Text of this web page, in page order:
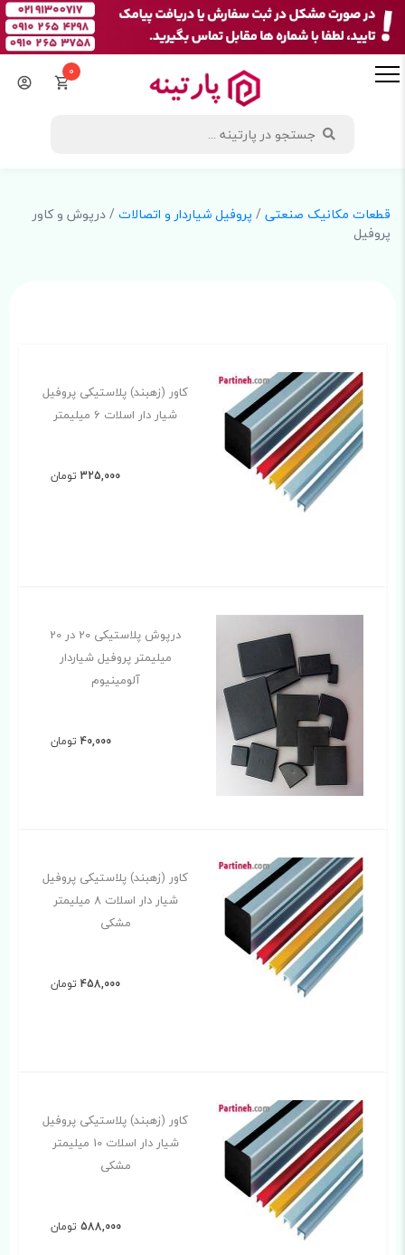
0
قطعات مکانیک صنعتی/ پروفیل شیاردار و اتصالات/ درپوش و کاور
پروفیل
کاور (زهبند) پلاستیکی پروفیل
شیار دار اسلات 6 میلیمتر
325,000 تومان
درپوش پلاستیکی 20 در 20
میلیمتر پروفیل شیاردار
آلومینیوم
40,000 تومان
کاور (زهبند) پلاستیکی پروفیل
شیار دار اسلات 8 میلیمتر
مشکی
458,000 تومان
کاور (زهبند) پلاستیکی پروفیل
شیار دار اسلات 10 میلیمتر
مشکی
588,000 تومان